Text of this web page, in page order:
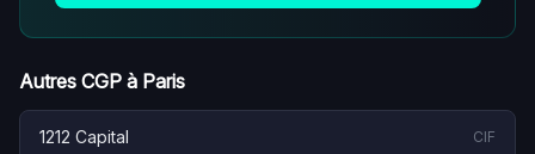
Autres CGP à Paris
1212 Capital CIF